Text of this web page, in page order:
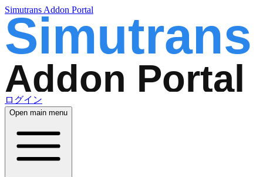
Simutrans Addon Portal
ログイン
Open main menu